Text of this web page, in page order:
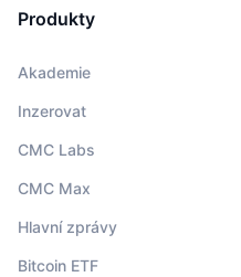
Produkty
Akademie
Inzerovat
CMC Labs
CMC Max
Hlavní zprávy
Bitcoin ETF